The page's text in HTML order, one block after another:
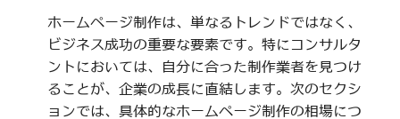
ホームページ制作は、単なるトレンドではなく、
ビジネス成功の重要な要素です。特にコンサルタ
ントにおいては、自分に合った制作業者を見つけ
ることが、企業の成長に直結します。次のセクシ
ョンでは、具体的なホームページ制作の相場につ